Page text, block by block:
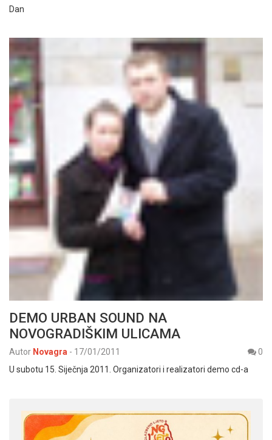
Dan
DEMO URBAN SOUND NA
NOVOGRADIŠKIM ULICAMA
Autor Novagra - 17/01/2011
0
U subotu 15. Siječnja 2011. Organizatori i realizatori demo cd-a